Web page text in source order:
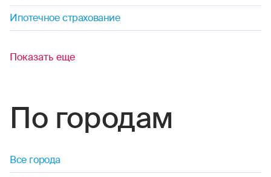
Ипотечное страхование
Показать еще
По городам
Все города